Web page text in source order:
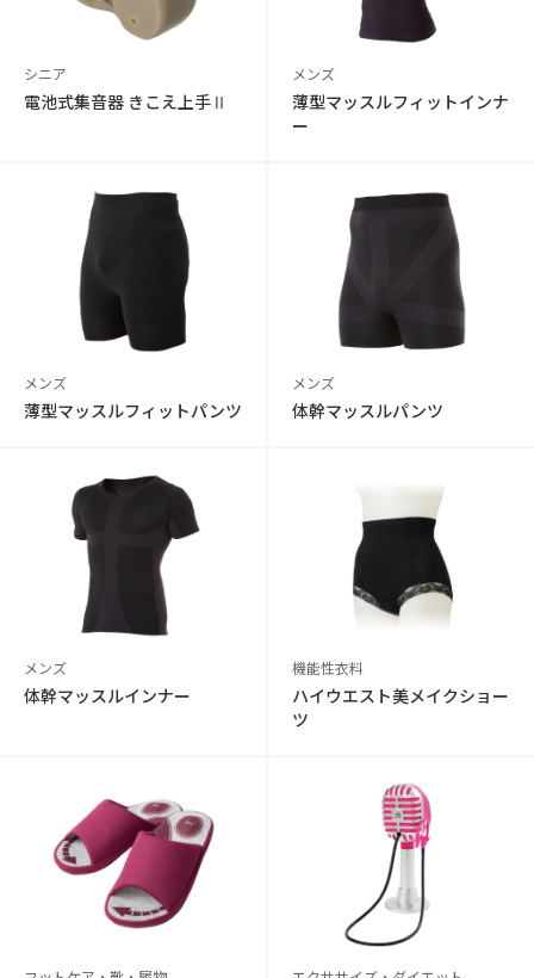
シニア
電池式集音器 きこえ上手Ⅱ
メンズ
薄型マッスルフィットインナ
ー
メンズ
薄型マッスルフィットパンツ
メンズ
体幹マッスルパンツ
メンズ
体幹マッスルインナー
機能性衣料
ハイウエスト美メイクショー
ツ